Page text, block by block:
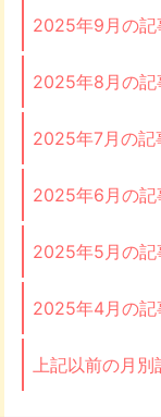
2025年9月の記
2025年8月の記
2025年7月の記
2025年6月の記
2025年5月の記
2025年4月の記
上記以前の月別